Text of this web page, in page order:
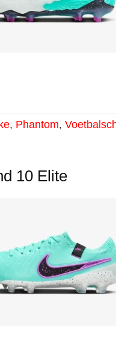
, Phantom,
10 Elite